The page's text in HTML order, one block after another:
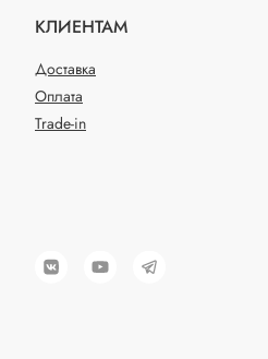
КЛИЕНТАМ
Доставка
Оплата
Trade-in